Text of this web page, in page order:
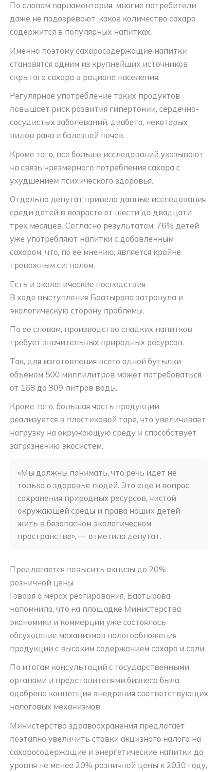
По словам парламентария, многие потребители
даже не подозревают, какое количество сахара
содержится в популярных напитках.
Именно поэтому сахаросодержащие напитки
становятся одним из крупнейших источников
скрытого сахара в рационе населения.
Регулярное употребление таких продуктов
повышает риск развития гипертонии, сердечно-
сосудистых заболеваний, диабета, некоторых
видов рака и болезней почек.
Кроме того, все больше исследований указывают
на связь чрезмерного потребления сахара с
ухудшением психического здоровья.
Отдельно депутат привела данные исследования
среди детей в возрасте от шести до двадцати
трех месяцев. Согласно результатам, 76% детей
уже употребляют напитки с добавленным
сахаром, что, по ее мнению, является крайне
тревожным сигналом.
Есть и экологические последствия
В ходе выступления Баатырова затронула и
экологическую сторону проблемы.
По ее словам, производство сладких напитков
требует значительных природных ресурсов.
Так, для изготовления всего одной бутылки
объемом 500 миллилитров может потребоваться
от 168 до 309 литров воды.
Кроме того, большая часть продукции
реализуется в пластиковой таре, что увеличивает
нагрузку на окружающую среду и способствует
загрязнению экосистем.
«Мы должны понимать, что речь идет не
только о здоровье людей. Это еще и вопрос
сохранения природных ресурсов, чистой
окружающей среды и права наших детей
жить в безопасном экологическом
пространстве», — отметила депутат.
Предлагается повысить акцизы до 20%
розничной цены
Говоря о мерах реагирования, Баатырова
напомнила, что на площадке Министерства
экономики и коммерции уже состоялось
обсуждение механизмов налогообложения
продукции с высоким содержанием сахара и соли.
По итогам консультаций с государственными
органами и представителями бизнеса была
одобрена концепция внедрения соответствующих
налоговых механизмов.
Министерство здравоохранения предлагает
поэтапно увеличить ставки акцизного налога на
сахаросодержащие и энергетические напитки до
уровня не менее 20% розничной цены к 2030 году,